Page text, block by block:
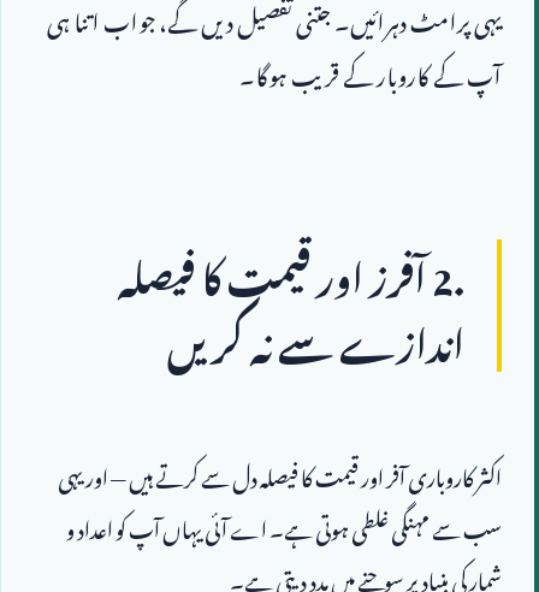
آپ کے کاروبار کے قریب ہوگا۔
2.
اندازے سے نہ کریں
شمار کی بنیاد پر سوچنے میں مدد دیتی ہے۔